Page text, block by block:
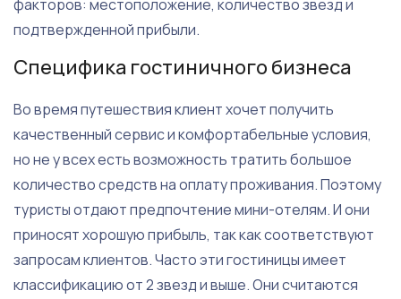
факторов: местоположение, количество звезд и
подтвержденной прибыли.
Специфика гостиничного бизнеса
Во время путешествия клиент хочет получить
качественный сервис и комфортабельные условия,
но не у всех есть возможность тратить большое
количество средств на оплату проживания. Поэтому
туристы отдают предпочтение мини-отелям. И они
приносят хорошую прибыль, так как соответствуют
запросам клиентов. Часто эти гостиницы имеет
классификацию от 2 звезд и выше. Они считаются